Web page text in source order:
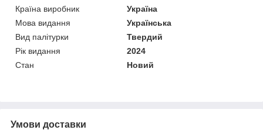
Країна виробник
Україна
Мова видання
Українська
Вид палітурки
Твердий
Рік видання
2024
Стан
Новий
Умови доставки